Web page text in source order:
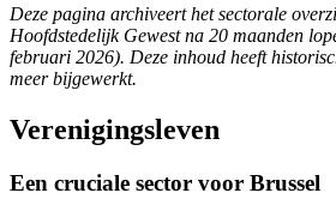
Deze pagina archiveert het sectorale
Hoofdstedelijk Gewest na 20 maanden
februari 2026). Deze inhoud heeft
meer bijgewerkt.
Verenigingsleven
Een cruciale sector voor Brussel